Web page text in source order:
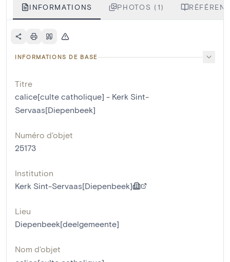
INFORMATIONS PHOTOS (1)
INFORMATIONS DE BASE
Titre
calice[culte catholique] - Kerk Sint-
Servaas[Diepenbeek]
Numéro d'objet
25173
Institution
Kerk Sint-Servaas[Diepenbeek]
Lieu
Diepenbeek[deelgemeente]
Nom d'objet